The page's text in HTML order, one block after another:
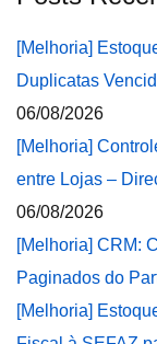
[Melhoria]
Duplicatas
06/08/2026
[Melhoria]
entre Lojas –
06/08/2026
[Melhoria] CRM:
Paginados do
[Melhoria]